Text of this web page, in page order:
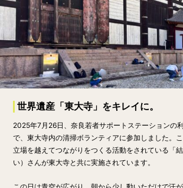
世界遺産「東大寺」をキレイに。
2025年7月26日、奈良若者サポートステーションの
で、東大寺内の清掃ボランティアに参加しました。
立場を越えてつながりをつくる活動をされている「
い）さんが東大寺と共に実施されています。